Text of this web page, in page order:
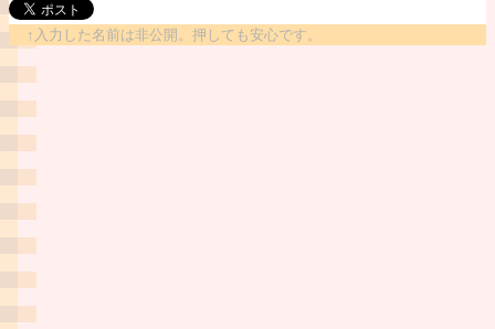
↑入力した名前は非公開。押しても安心です。